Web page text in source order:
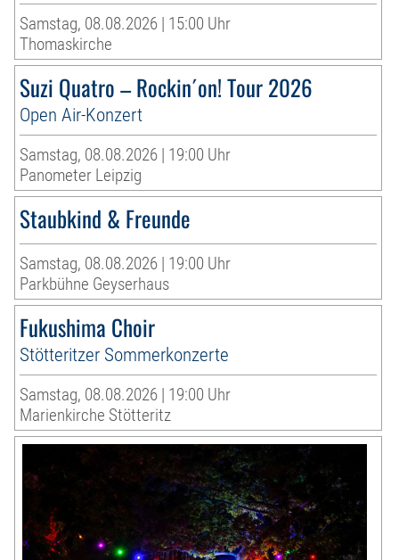
Samstag, 08.08.2026 | 15:00 Uhr
Thomaskirche
Suzi Quatro – Rockin´on! Tour 2026
Open Air-Konzert
Samstag, 08.08.2026 | 19:00 Uhr
Panometer Leipzig
Staubkind & Freunde
Samstag, 08.08.2026 | 19:00 Uhr
Parkbühne Geyserhaus
Fukushima Choir
Stötteritzer Sommerkonzerte
Samstag, 08.08.2026 | 19:00 Uhr
Marienkirche Stötteritz